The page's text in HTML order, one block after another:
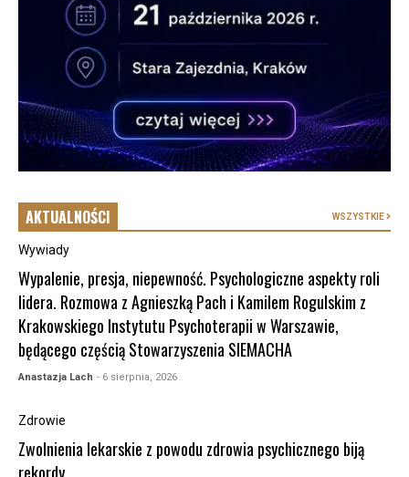
AKTUALNOŚCI WSZYSTKIE
Wywiady
Wypalenie, presja, niepewność. Psychologiczne aspekty roli
lidera. Rozmowa z Agnieszką Pach i Kamilem Rogulskim z
Krakowskiego Instytutu Psychoterapii w Warszawie,
będącego częścią Stowarzyszenia SIEMACHA
Anastazja Lach - 6 sierpnia, 2026
Zdrowie
Zwolnienia lekarskie z powodu zdrowia psychicznego biją